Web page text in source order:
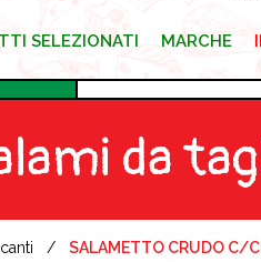
SELEZIONATI MARCHE
da
SALAMETTO CRUDO C/